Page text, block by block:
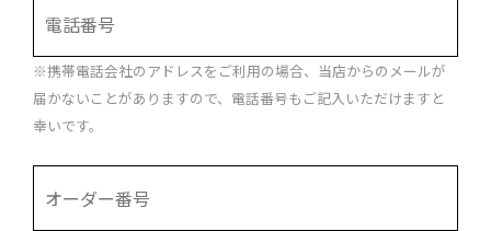
※携帯電話会社のアドレスをご利用の場合、当店からのメールが
届かないことがありますので、電話番号もご記入いただけますと
幸いです。